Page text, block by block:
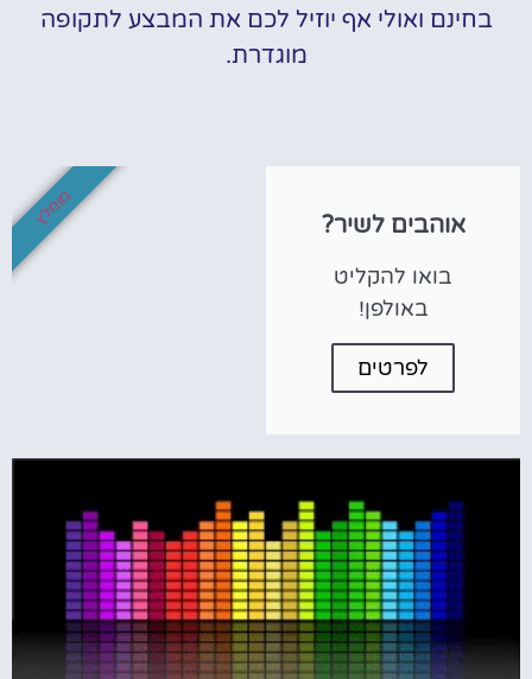
בחינם ואולי אף יוזיל לכם את המבצע לתקופה
מוגדרת.
אוהבים לשיר?
בואו להקליט
באולפן!
לפרטים
מומלץ